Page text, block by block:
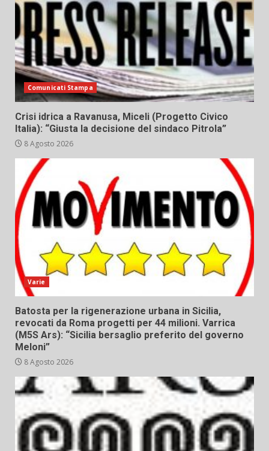
Comunicati Stampa
Crisi idrica a Ravanusa, Miceli (Progetto Civico
Italia): “Giusta la decisione del sindaco Pitrola”
8 Agosto 2026
Varie
Batosta per la rigenerazione urbana in Sicilia,
revocati da Roma progetti per 44 milioni. Varrica
(M5S Ars): “Sicilia bersaglio preferito del governo
Meloni”
8 Agosto 2026